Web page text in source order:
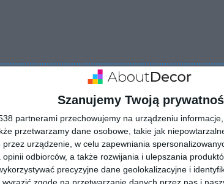
Szanujemy Twoją
partnerami przechowujemy na urządzeniu
przetwarzamy dane osobowe, takie jak
przez urządzenie, w celu zapewniania
odbiorców, a także rozwijania i ulepszania
precyzyjne dane geolokalizacyjne i
zgodę na przetwarzanie danych przez nas i
mebli do salonu